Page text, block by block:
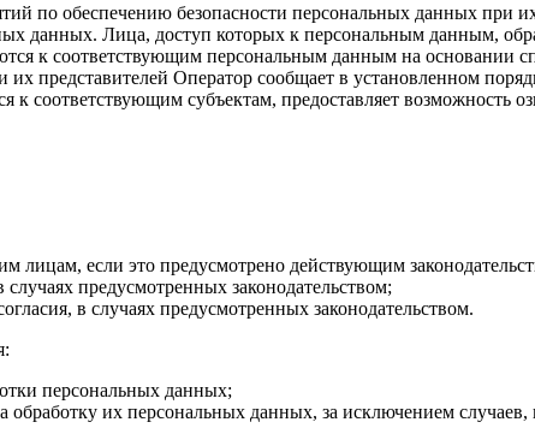
по обеспечению безопасности персональных данных при
данных. Лица, доступ которых к персональным данным,
к соответствующим персональным данным на основании
представителей Оператор сообщает в установленном
соответствующим субъектам, предоставляет возможность
лицам, если это предусмотрено действующим
предусмотренных законодательством;
в случаях предусмотренных законодательством.
персональных данных;
обработку их персональных данных, за исключением